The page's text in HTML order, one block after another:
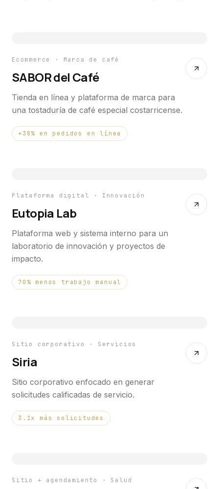
Ecommerce · Marca de café
SABOR del Café
Tienda en línea y plataforma de marca para
una tostaduría de café especial costarricense.
+38% en pedidos en línea
Plataforma digital · Innovación
Eutopia Lab
Plataforma web y sistema interno para un
laboratorio de innovación y proyectos de
impacto.
70% menos trabajo manual
Sitio corporativo · Servicios
Siria
Sitio corporativo enfocado en generar
solicitudes calificadas de servicio.
3.1x más solicitudes
Sitio + agendamiento · Salud